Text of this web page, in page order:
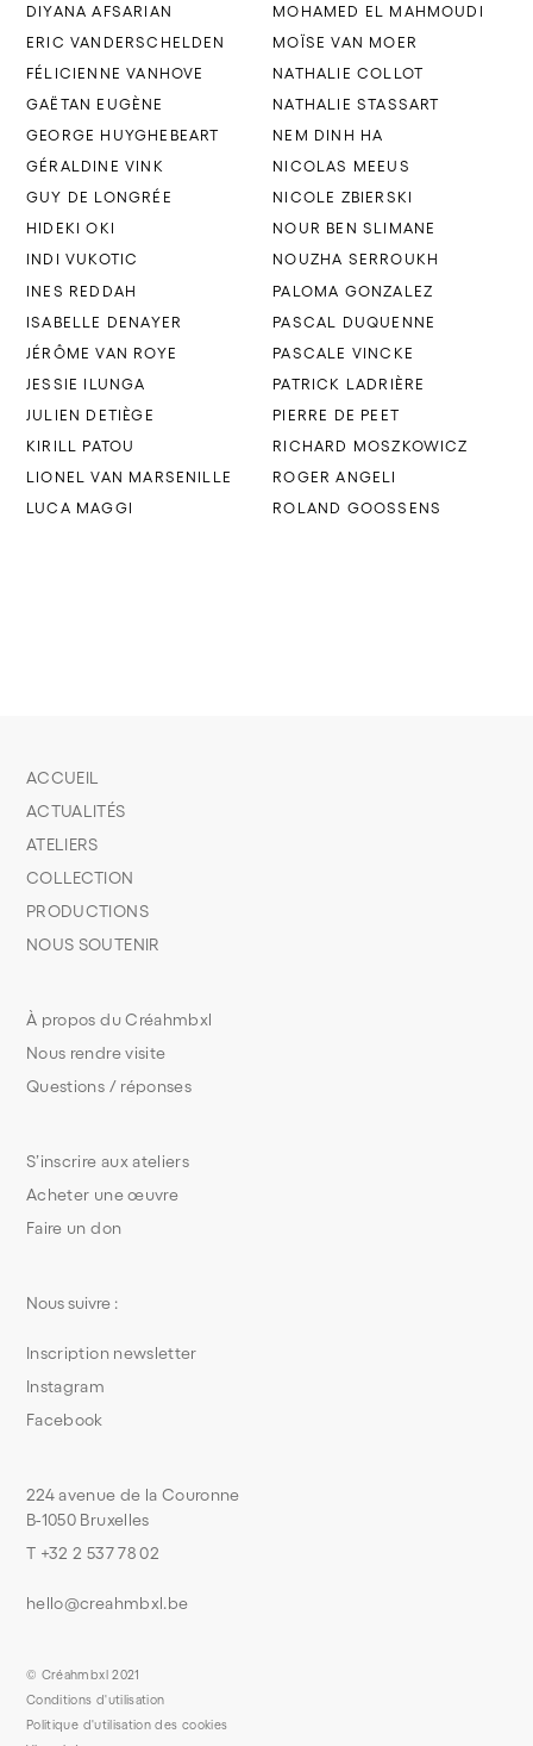
DIYANA AFSARIAN
ERIC VANDERSCHELDEN
FÉLICIENNE VANHOVE
GAËTAN EUGÈNE
GEORGE HUYGHEBEART
GÉRALDINE VINK
GUY DE LONGRÉE
HIDEKI OKI
INDI VUKOTIC
INES REDDAH
ISABELLE DENAYER
JÉRÔME VAN ROYE
JESSIE ILUNGA
JULIEN DETIÈGE
KIRILL PATOU
LIONEL VAN MARSENILLE
LUCA MAGGI
MOHAMED EL MAHMOUDI
MOÏSE VAN MOER
NATHALIE COLLOT
NATHALIE STASSART
NEM DINH HA
NICOLAS MEEUS
NICOLE ZBIERSKI
NOUR BEN SLIMANE
NOUZHA SERROUKH
PALOMA GONZALEZ
PASCAL DUQUENNE
PASCALE VINCKE
PATRICK LADRIÈRE
PIERRE DE PEET
RICHARD MOSZKOWICZ
ROGER ANGELI
ROLAND GOOSSENS
S’inscrire aux ateliers
Acheter une œuvre
Faire un don
À propos du Créahmbxl
Nous rendre visite
Questions / réponses
ACCUEIL
ACTUALITÉS
ATELIERS
COLLECTION
PRODUCTIONS
NOUS SOUTENIR
224 avenue de la Couronne
B-1050 Bruxelles
T +32 2 537 78 02
hello@creahmbxl.be
Nous suivre :
Inscription newsletter
Instagram
Facebook
© Créahmbxl 2021
Conditions d'utilisation
Politique d'utilisation des cookies